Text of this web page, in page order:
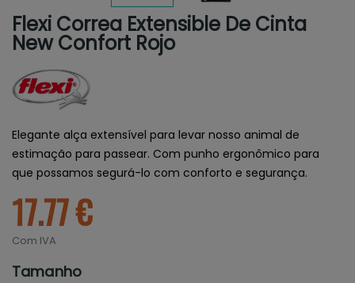
Flexi Correa Extensible De Cinta
New Confort Rojo
Elegante alça extensível para levar nosso animal de
estimação para passear. Com punho ergonômico para
que possamos segurá-lo com conforto e segurança.
17.77 €
Com IVA
Tamanho